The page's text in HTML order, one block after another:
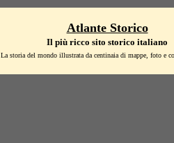
Atlante Storico
Il più ricco sito storico italiano
La storia del mondo illustrata da centinaia di mappe, foto e